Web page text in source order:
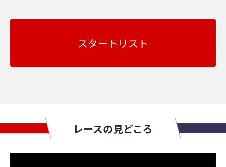
スタートリスト
レースの見どころ